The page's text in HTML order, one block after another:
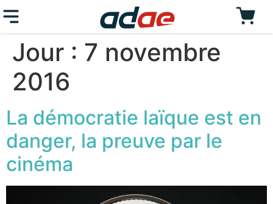
Jour : 7 novembre
2016
La démocratie laïque est en
danger, la preuve par le
cinéma